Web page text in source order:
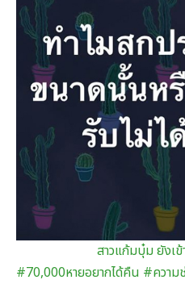
สาวแก้มบุ๋ม ยังเข้
#70,000หายอยากได้คืน #ความ